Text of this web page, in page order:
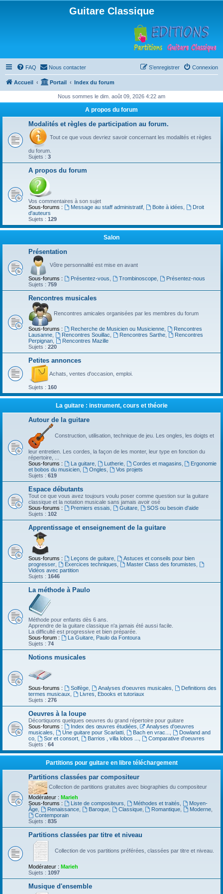
Guitare Classique
FAQ Nous contacter Connexion
S’enregistrer
Accueil Portail Index du forum
Nous sommes le dim. août 09, 2026 4:22 am
A propos du forum
Modalités et règles de participation au forum.
Tout ce que vous devriez savoir concernant les modalités et règles
du forum.
Sujets : 3
A propos du forum
Vos commentaires à son sujet
Sous-forums :
Message au staff administratif, Boite à idées
Droit
d'auteurs
Sujets : 129
Salon
Présentation
Vôtre personnalité est mise en avant
Sous-forums : Présentez-vous Trombinoscope,
Présentez-nous
Sujets : 759
Rencontres musicales
Rencontres amicales organisées par les membres du forum
Sous-forums : Recherche de Musicien ou Musicienne,
Rencontres
Lausanne
Rencontres Souillac Rencontres Sarthe,
Rencontres
Perpignan
Rencontres Mazille
Sujets : 220
Petites annonces
Achats, ventes d'occasion, emploi.
Sujets : 160
La guitare : instrument, cours et théorie
Autour de la guitare
Construction, utilisation, technique de jeu. Les ongles, les doigts et
leur entretien. Les cordes, la façon de les monter, leur type en fonction du
répertoire, ...
Sous-forums :
La guitare, Lutherie, Cordes et magasins
Ergonomie
et bobos du musicien
Ongles
Vos projets
Sujets : 619
Espace débutants
Tout ce que vous avez toujours voulu poser comme question sur la guitare
classique et la notation musicale sans jamais avoir osé
Sous-forums :
Premiers essais Guitare,
SOS ou besoin d'aide
Sujets : 102
Apprentissage et enseignement de la guitare
Sous-forums : Leçons de guitare,
Astuces et conseils pour bien
progresser
Exercices techniques Master Class des forumistes
Vidéos avec partition
Sujets : 1646
La méthode à Paulo
Méthode pour enfants dès 6 ans.
Apprendre de la guitare classique n'a jamais été aussi facile.
La difficulté est progressive et bien préparée.
Sous-forum :
La Guitare, Paulo da Fontoura
Sujets : 74
Notions musicales
Sous-forums : Solfège, Analyses d'oeuvres musicales
Definitions des
termes musicaux
Livres, Ebooks et tutoriaux
Sujets : 276
Oeuvres à la loupe
Décortiquons quelques oeuvres du grand répertoire pour guitare
Sous-forums :
Index des œuvres étudiées
Analyses d'oeuvres
musicales
Une guitare pour Scarlatti, Bach en vrac...
Dowland and
co
Sor et consort, Barrios , villa lobos ...
Comparative d'oeuvres
Sujets : 64
Partitions pour guitare en libre téléchargement
Partitions classées par compositeur
Collection de partitions gratuites avec biographies du compositeur
Modérateur : Marieh
Sous-forums :
Liste de compositeurs Méthodes et traités
Moyen-
Âge
Renaissance, Baroque, Classique, Romantique Moderne
Contemporain
Sujets : 835
Partitions classées par titre et niveau
Collection de vos partitions préférées, classées par titre et niveau.
Modérateur : Marieh
Sujets : 1097
Musique d'ensemble